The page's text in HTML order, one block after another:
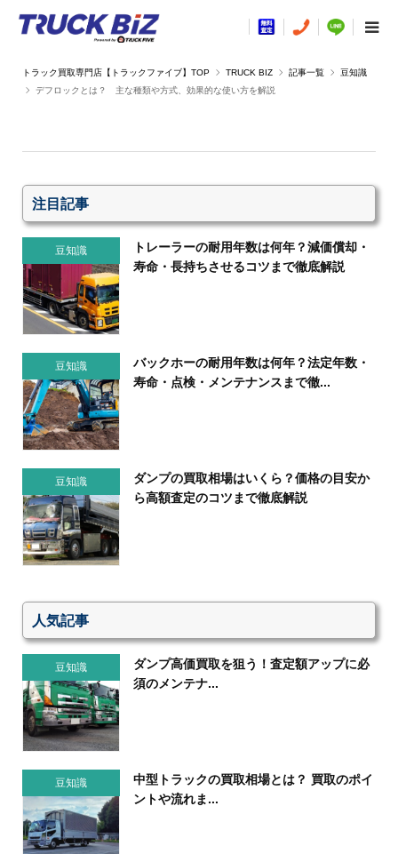
TRUCK BIZ 記事一覧
豆知識
デフロックとは？ 主な種類や方式、効果的な使い方を解説
注目記事
豆知識
トレーラーの耐用年数は何年？減価償却・
寿命・長持ちさせるコツまで徹底解説
豆知識
バックホーの耐用年数は何年？法定年数・
寿命・点検・メンテナンスまで徹...
豆知識
ダンプの買取相場はいくら？価格の目安か
ら高額査定のコツまで徹底解説
人気記事
豆知識
ダンプ高価買取を狙う！査定額アップに必
須のメンテナ...
豆知識
中型トラックの買取相場とは？ 買取のポイ
ントや流れま...